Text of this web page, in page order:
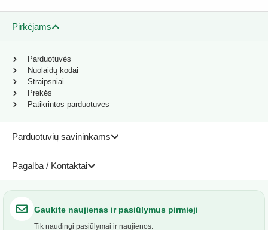
Pirkėjams
Parduotuvių savininkams
Pagalba / Kontaktai
Parduotuvės
Nuolaidų kodai
Straipsniai
Prekės
Patikrintos parduotuvės
Gaukite naujienas ir pasiūlymus pirmieji
Tik naudingi pasiūlymai ir naujienos.